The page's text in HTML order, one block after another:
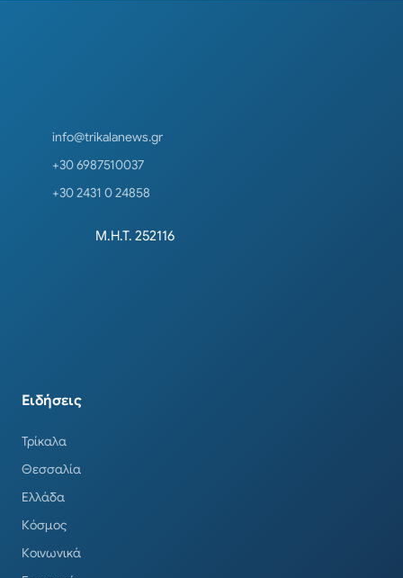
info@trikalanews.gr
+30 6987510037
+30 2431 0 24858
Μ.Η.Τ. 252116
Ειδήσεις
Τρίκαλα
Θεσσαλία
Ελλάδα
Κόσμος
Κοινωνικά